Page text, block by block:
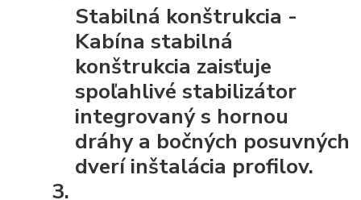
Stabilná konštrukcia -
Kabína stabilná
konštrukcia zaisťuje
spoľahlivé stabilizátor
integrovaný s hornou
dráhy a bočných posuvných
dverí inštalácia profilov.